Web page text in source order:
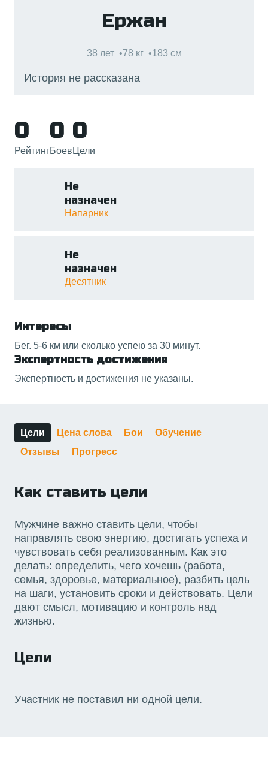
Ержан
38 лет 78 кг 183 см
История не рассказана
0
Рейтинг
0
Боев
0
Цели
Не
назначен
Напарник
Не
назначен
Десятник
Интересы
Бег. 5-6 км или сколько успею за 30 минут.
Экспертность достижения
Экспертность и достижения не указаны.
Цели Цена слова Бои
Обучение
Отзывы
Прогресс
Как ставить цели
Мужчине важно ставить цели, чтобы
направлять свою энергию, достигать успеха и
чувствовать себя реализованным. Как это
делать: определить, чего хочешь (работа,
семья, здоровье, материальное), разбить цель
на шаги, установить сроки и действовать. Цели
дают смысл, мотивацию и контроль над
жизнью.
Цели
Участник не поставил ни одной цели.